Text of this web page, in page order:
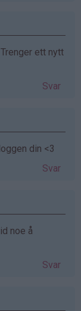
ett nytt
Svar
din <3
Svar
noe å
Svar